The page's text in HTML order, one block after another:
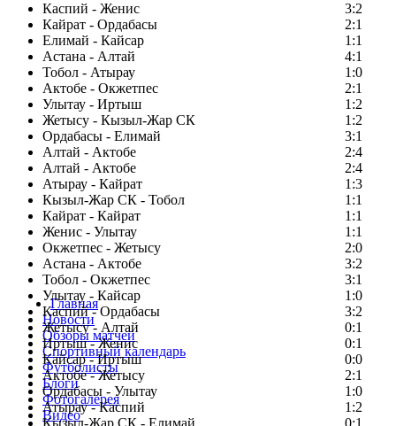
Каспий - Женис
3:2
Кайрат - Ордабасы
2:1
Елимай - Кайсар
1:1
Астана - Алтай
4:1
Тобол - Атырау
1:0
Актобе - Окжетпес
2:1
Улытау - Иртыш
1:2
Жетысу - Кызыл-Жар СК
1:2
Ордабасы - Елимай
3:1
Алтай - Актобе
2:4
Алтай - Актобе
2:4
Атырау - Кайрат
1:3
Кызыл-Жар СК - Тобол
1:1
Кайрат - Кайрат
1:1
Женис - Улытау
1:1
Окжетпес - Жетысу
2:0
Астана - Актобе
3:2
Тобол - Окжетпес
3:1
Улытау - Кайсар
1:0
Каспий - Ордабасы
3:2
Жетысу - Алтай
0:1
Иртыш - Женис
0:1
Кайсар - Иртыш
0:0
Актобе - Жетысу
2:1
Ордабасы - Улытау
1:0
Атырау - Каспий
1:2
Главная
Новости
Обзоры матчей
Спортивный календарь
Футболисты
Блоги
Фотогалерея
Видео